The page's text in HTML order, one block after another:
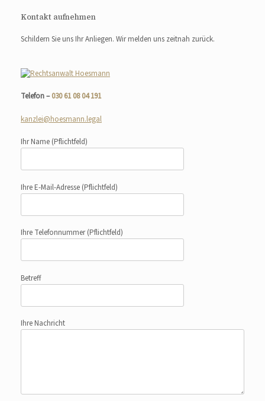
Kontakt aufnehmen
Schildern Sie uns Ihr Anliegen. Wir melden uns zeitnah zurück.
Telefon –030 61 08 04 191
kanzlei@hoesmann.legal
Ihr Name (Pflichtfeld)
Ihre E-Mail-Adresse (Pflichtfeld)
Ihre Telefonnummer(Pflichtfeld)
Betreff
Ihre Nachricht